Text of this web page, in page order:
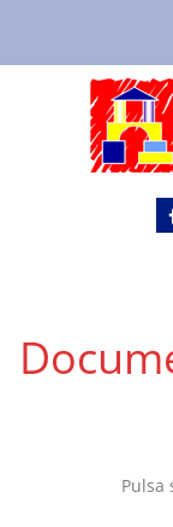
Pulsa